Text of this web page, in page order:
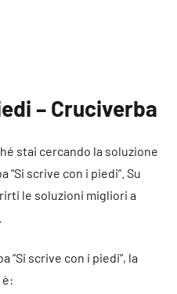
– Cruciverba
stai cercando la soluzione
scrive con i piedi”. Su
le soluzioni migliori a
“Si scrive con i piedi”, la